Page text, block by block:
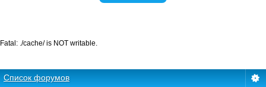
Список форумов
Fatal: ./cache/ is NOT writable.